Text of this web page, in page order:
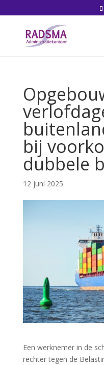
bij
dubbele
12 juni 2025
Een werknemer in de
rechter tegen de